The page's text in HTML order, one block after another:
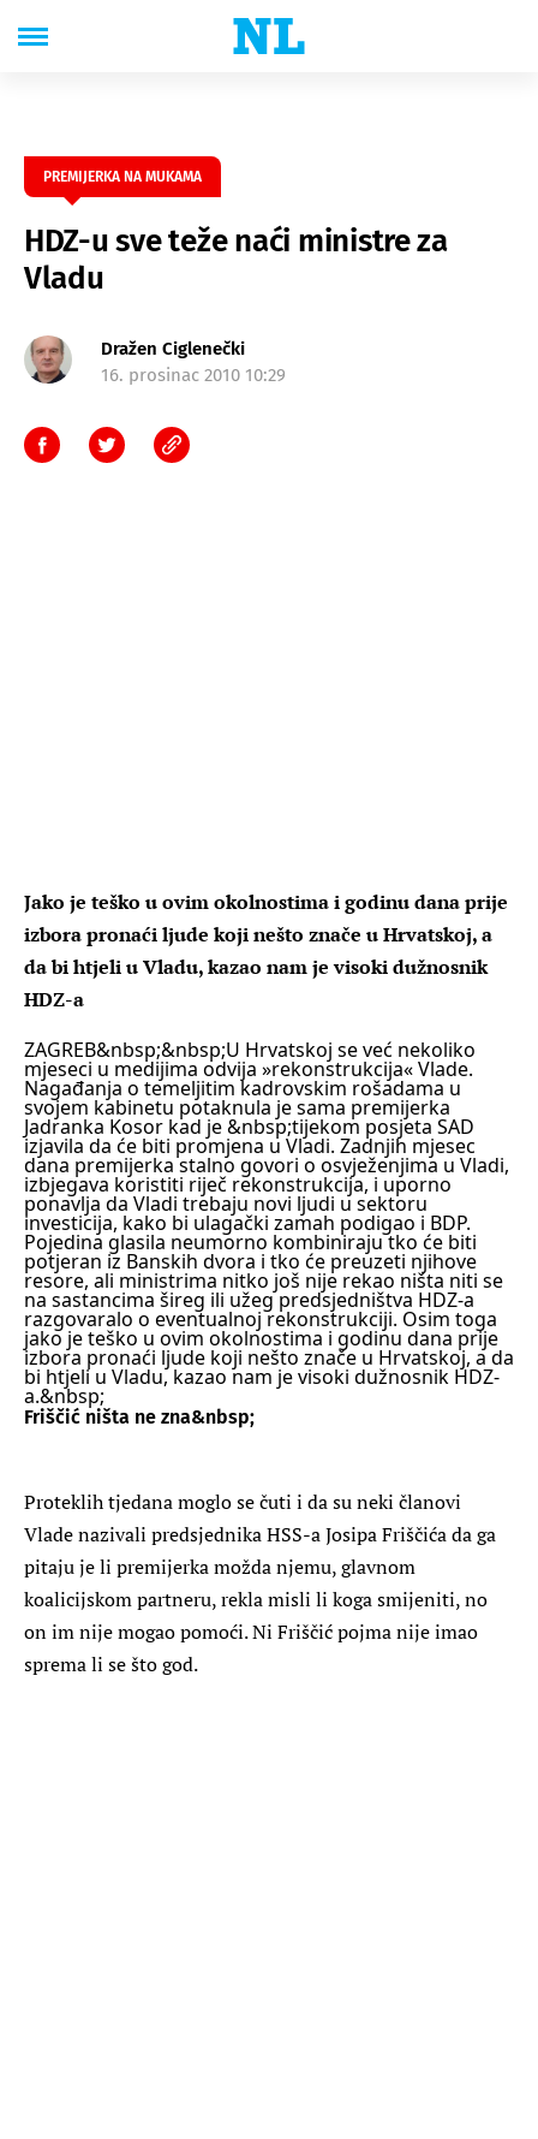
PREMIJERKA NA MUKAMA
HDZ-u sve teže naći ministre za
Vladu
Dražen Ciglenečki
16. prosinac 2010 10:29
Jako je teško u ovim okolnostima i godinu dana prije
izbora pronaći ljude koji nešto znače u Hrvatskoj, a
da bi htjeli u Vladu, kazao nam je visoki dužnosnik
HDZ-a
ZAGREB&nbsp;&nbsp;U Hrvatskoj se već nekoliko
mjeseci u medijima odvija »rekonstrukcija« Vlade.
Nagađanja o temeljitim kadrovskim rošadama u
svojem kabinetu potaknula je sama premijerka
Jadranka Kosor kad je &nbsp;tijekom posjeta SAD
izjavila da će biti promjena u Vladi. Zadnjih mjesec
dana premijerka stalno govori o osvježenjima u Vladi,
izbjegava koristiti riječ rekonstrukcija, i uporno
ponavlja da Vladi trebaju novi ljudi u sektoru
investicija, kako bi ulagački zamah podigao i BDP.
Pojedina glasila neumorno kombiniraju tko će biti
potjeran iz Banskih dvora i tko će preuzeti njihove
resore, ali ministrima nitko još nije rekao ništa niti se
na sastancima šireg ili užeg predsjedništva HDZ-a
razgovaralo o eventualnoj rekonstrukciji. Osim toga
jako je teško u ovim okolnostima i godinu dana prije
izbora pronaći ljude koji nešto znače u Hrvatskoj, a da
bi htjeli u Vladu, kazao nam je visoki dužnosnik HDZ-
a.&nbsp;
Friščić ništa ne zna&nbsp;
Proteklih tjedana moglo se čuti i da su neki članovi
Vlade nazivali predsjednika HSS-a Josipa Friščića da ga
pitaju je li premijerka možda njemu, glavnom
koalicijskom partneru, rekla misli li koga smijeniti, no
on im nije mogao pomoći. Ni Friščić pojma nije imao
sprema li se što god.